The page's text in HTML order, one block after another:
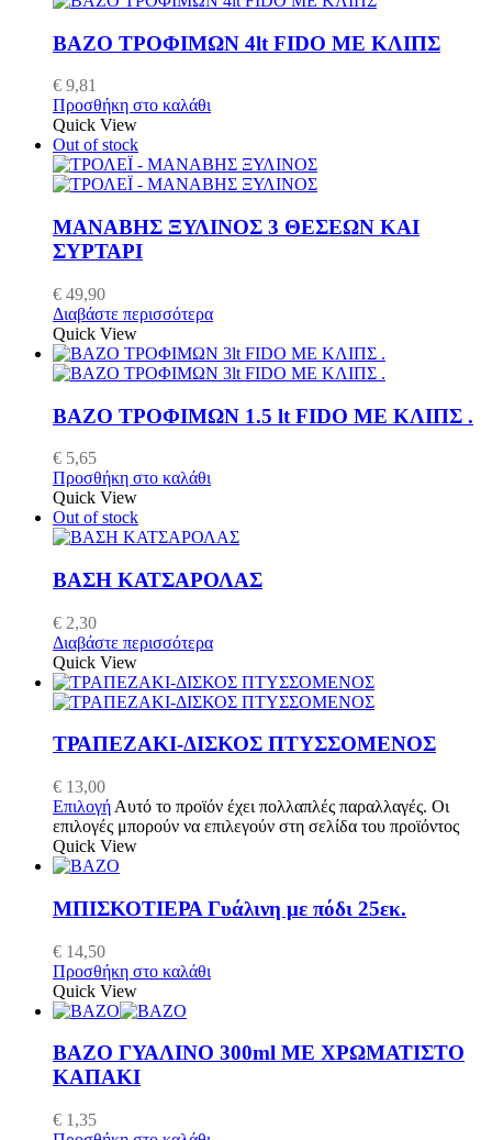
ΒΑΖΟ ΤΡΟΦΙΜΩΝ 4lt FIDO ΜΕ ΚΛΙΠΣ
€ 9,81
Προσθήκη στο καλάθι
Quick View
Out of stock
ΜΑΝΑΒΗΣ ΞΥΛΙΝΟΣ 3 ΘΕΣΕΩΝ ΚΑΙ
ΣΥΡΤΑΡΙ
€ 49,90
Διαβάστε περισσότερα
Quick View
ΒΑΖΟ ΤΡΟΦΙΜΩΝ 1.5 lt FIDO ΜΕ ΚΛΙΠΣ .
€ 5,65
Προσθήκη στο καλάθι
Quick View
Out of stock
ΒΑΣΗ ΚΑΤΣΑΡΟΛΑΣ
€ 2,30
Διαβάστε περισσότερα
Quick View
ΤΡΑΠΕΖΑΚΙ-ΔΙΣΚΟΣ ΠΤΥΣΣΟΜΕΝΟΣ
€ 13,00
Επιλογή Αυτό το προϊόν έχει πολλαπλές παραλλαγές. Οι
επιλογές μπορούν να επιλεγούν στη σελίδα του προϊόντος
Quick View
ΜΠΙΣΚΟΤΙΕΡΑ Γυάλινη με πόδι 25εκ.
€ 14,50
Προσθήκη στο καλάθι
Quick View
ΒΑΖΟ ΓΥΑΛΙΝΟ 300ml ΜΕ ΧΡΩΜΑΤΙΣΤΟ
ΚΑΠΑΚΙ
€ 1,35